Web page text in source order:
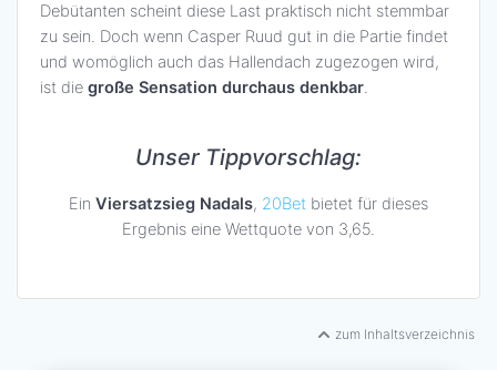
Debütanten scheint diese Last praktisch nicht stemmbar
zu sein. Doch wenn Casper Ruud gut in die Partie findet
und womöglich auch das Hallendach zugezogen wird,
ist die große Sensation durchaus denkbar.
Unser Tippvorschlag:
Ein Viersatzsieg Nadals, 20Bet bietet für dieses
Ergebnis eine Wettquote von 3,65.
zum Inhaltsverzeichnis